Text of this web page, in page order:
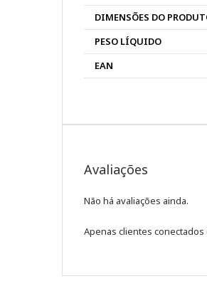
DIMENSÕES DO
PESO LÍQUIDO
EAN
Avaliações
Não há avaliações ainda.
Apenas clientes